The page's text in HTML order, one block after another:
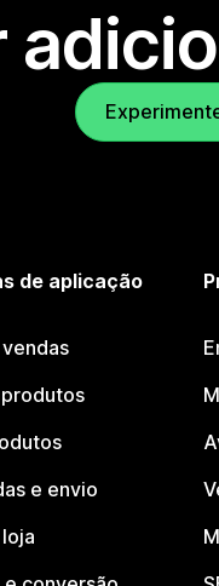
de aplicação
e envio